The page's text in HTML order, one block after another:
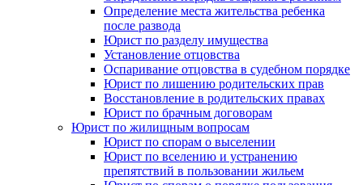
Определение места жительства ребенка
после развода
Юрист по разделу имущества
Установление отцовства
Оспаривание отцовства в судебном порядке
Юрист по лишению родительских прав
Восстановление в родительских правах
Юрист по брачным договорам
Юрист по жилищным вопросам
Юрист по спорам о выселении
Юрист по вселению и устранению
препятствий в пользовании жильем